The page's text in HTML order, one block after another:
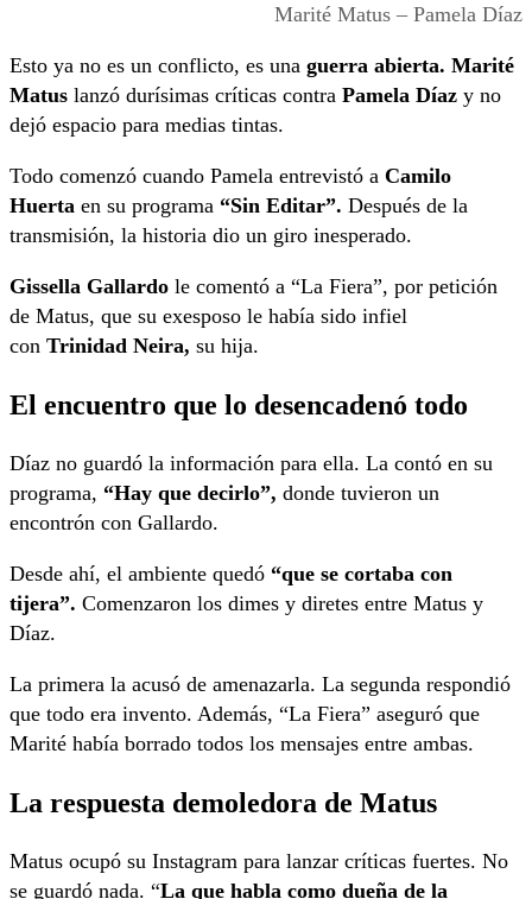
Marité Matus – Pamela Díaz
Esto ya no es un conflicto, es una guerra abierta. Marité
Matus lanzó durísimas críticas contra Pamela Díaz y no
dejó espacio para medias tintas.
Todo comenzó cuando Pamela entrevistó a Camilo
Huerta en su programa “Sin Editar”. Después de la
transmisión, la historia dio un giro inesperado.
Gissella Gallardo le comentó a “La Fiera”, por petición
de Matus, que su exesposo le había sido infiel
con Trinidad Neira, su hija.
El encuentro que lo desencadenó todo
Díaz no guardó la información para ella. La contó en su
programa, “Hay que decirlo”, donde tuvieron un
encontrón con Gallardo.
Desde ahí, el ambiente quedó “que se cortaba con
tijera”. Comenzaron los dimes y diretes entre Matus y
Díaz.
La primera la acusó de amenazarla. La segunda respondió
que todo era invento. Además, “La Fiera” aseguró que
Marité había borrado todos los mensajes entre ambas.
La respuesta demoledora de Matus
Matus ocupó su Instagram para lanzar críticas fuertes. No
se guardó nada. “La que habla como dueña de la